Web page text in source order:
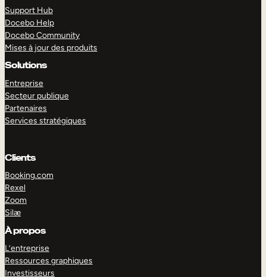
Support Hub
Docebo Help
Docebo Community
Mises à jour des produits
Solutions
Entreprise
Secteur publique
Partenaires
Services stratégiques
Clients
Booking.com
Rexel
Zoom
Silæ
À propos
L’entreprise
Ressources graphiques
Investisseurs